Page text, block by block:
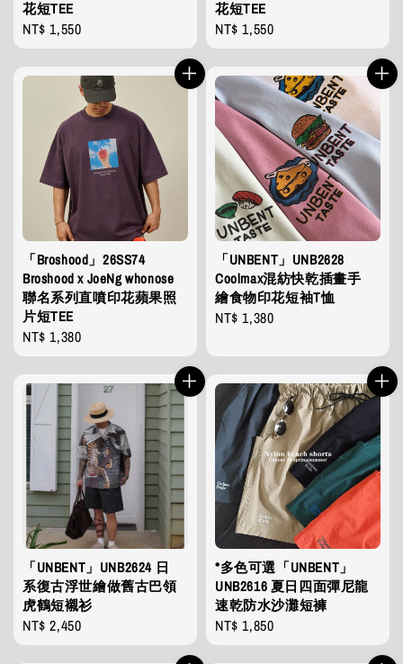
花短TEE
Regular
price
NT$ 1,550
花短TEE
Regular
price
NT$ 1,550
「Broshood」26SS74
Broshood x JoeNg whonose
聯名系列直噴印花蘋果照
片短TEE
Regular
price
NT$ 1,380
「UNBENT」UNB2628
Coolmax混紡快乾插畫手
繪食物印花短袖T恤
Regular
NT$ 1,380
「UNBENT」UNB2624 日
系復古浮世繪做舊古巴領
虎鶴短襯衫
Regular
price
NT$ 2,450
*多色可選「UNBENT」
UNB2616 夏日四面彈尼龍
速乾防水沙灘短褲
Regular
price
NT$ 1,850